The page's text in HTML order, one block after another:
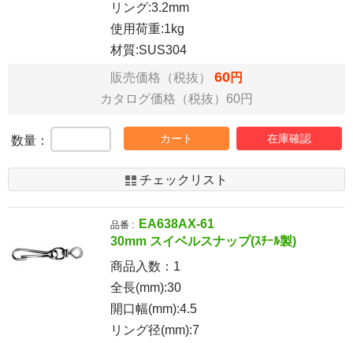
リング:3.2mm
使用荷重:1kg
材質:SUS304
販売価格（税抜） 60円
カタログ価格（税抜）60円
数量： カート 在庫確認
チェックリスト
品番 :
EA638AX-61
30mm スイベルスナップ(ｽﾁｰﾙ製)
商品入数： 1
全長(mm):30
開口幅(mm):4.5
リング径(mm):7